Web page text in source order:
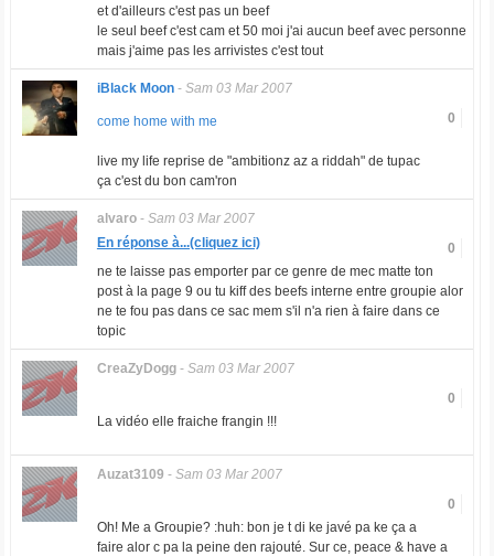
et d'ailleurs c'est pas un beef
le seul beef c'est cam et 50 moi j'ai aucun beef avec personne
mais j'aime pas les arrivistes c'est tout
iBlack Moon - Sam 03 Mar 2007
0
come home with me
live my life reprise de "ambitionz az a riddah" de tupac
ça c'est du bon cam'ron
alvaro- Sam 03 Mar 2007
0
En réponse à...(cliquez ici)
ne te laisse pas emporter par ce genre de mec matte ton
post à la page 9 ou tu kiff des beefs interne entre groupie alor
ne te fou pas dans ce sac mem s'il n'a rien à faire dans ce
topic
CreaZyDogg- Sam 03 Mar 2007
0
La vidéo elle fraiche frangin !!!
Auzat3109 - Sam 03 Mar 2007
0
Oh! Me a Groupie? :huh: bon je t di ke javé pa ke ça a
faire alor c pa la peine den rajouté. Sur ce, peace & have a